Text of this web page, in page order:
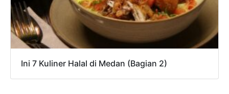
Ini 7 Kuliner Halal di Medan (Bagian 2)